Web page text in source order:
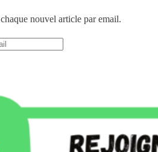
nouvel article par email.